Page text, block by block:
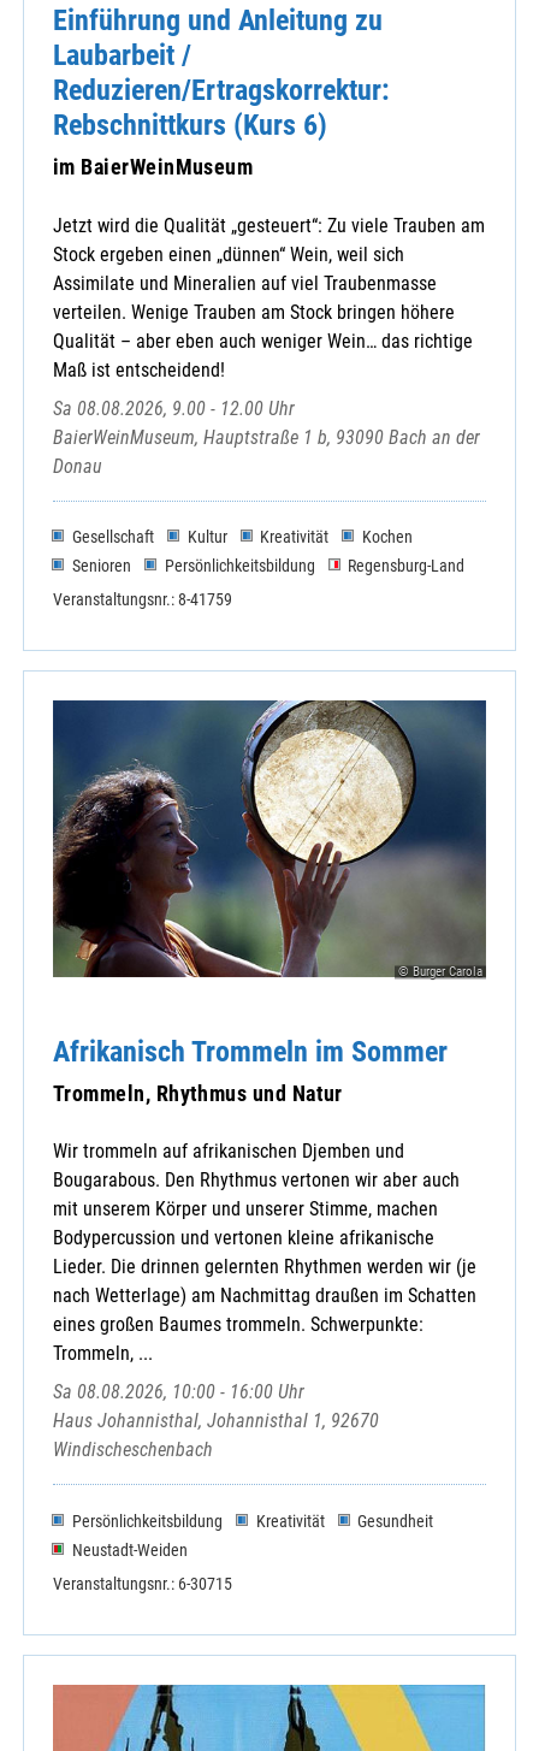
Einführung und Anleitung zu
Laubarbeit /
Reduzieren/Ertragskorrektur:
Rebschnittkurs (Kurs 6)
im BaierWeinMuseum
Jetzt wird die Qualität „gesteuert“: Zu viele Trauben am
Stock ergeben einen „dünnen“ Wein, weil sich
Assimilate und Mineralien auf viel Traubenmasse
verteilen. Wenige Trauben am Stock bringen höhere
Qualität – aber eben auch weniger Wein… das richtige
Maß ist entscheidend!
Sa 08.08.2026, 9.00 - 12.00 Uhr
BaierWeinMuseum, Hauptstraße 1 b, 93090 Bach an der
Donau
Gesellschaft Kultur Kreativität
Kochen
Senioren
Persönlichkeitsbildung
Regensburg-Land
Veranstaltungsnr.: 8-41759
© Burger Carola
Afrikanisch Trommeln im Sommer
Trommeln, Rhythmus und Natur
Wir trommeln auf afrikanischen Djemben und
Bougarabous. Den Rhythmus vertonen wir aber auch
mit unserem Körper und unserer Stimme, machen
Bodypercussion und vertonen kleine afrikanische
Lieder. Die drinnen gelernten Rhythmen werden wir (je
nach Wetterlage) am Nachmittag draußen im Schatten
eines großen Baumes trommeln. Schwerpunkte:
Trommeln, ...
Sa 08.08.2026, 10:00 - 16:00 Uhr
Haus Johannisthal, Johannisthal 1, 92670
Windischeschenbach
Persönlichkeitsbildung Kreativität
Gesundheit
Neustadt-Weiden
Veranstaltungsnr.: 6-30715